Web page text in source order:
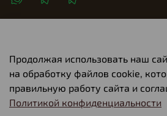
Клиентам
О компании
Продолжая использовать наш
на обработку файлов cookie,
правильную работу сайта и
Политикой конфиденциальности